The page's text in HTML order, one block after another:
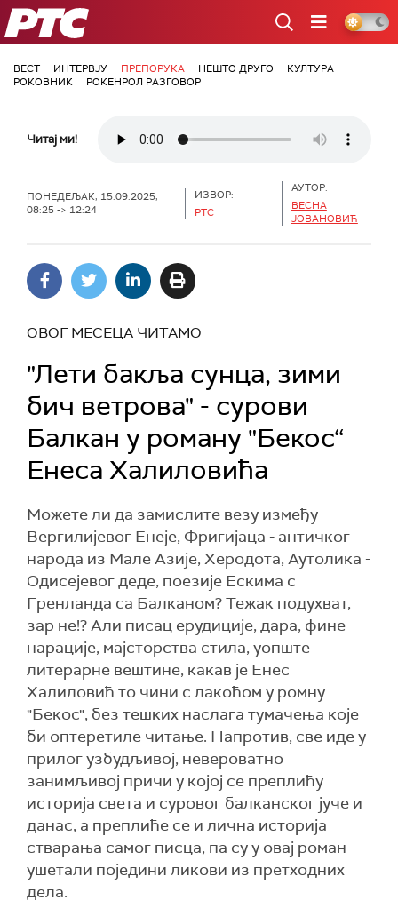
РТС
ВЕСТ ИНТЕРВЈУ ПРЕПОРУКА НЕШТО ДРУГО
КУЛТУРА
РОКОВНИК
РОКЕНРОЛ РАЗГОВОР
Читај ми!
ПОНЕДЕЉАК, 15.09.2025,
08:25 -> 12:24
ИЗВОР:
РТС
АУТОР:
ВЕСНА
ЈОВАНОВИЋ
ОВОГ МЕСЕЦА ЧИТАМО
"Лети бакља сунца, зими
бич ветрова" - сурови
Балкан у роману "Бекос“
Енеса Халиловића
Можете ли да замислите везу између
Вергилијевог Енеје, Фригијаца - античког
народа из Мале Азије, Херодота, Аутолика -
Одисејевог деде, поезије Ескима с
Гренланда са Балканом? Тежак подухват,
зар не!? Али писац ерудиције, дара, фине
нарације, мајсторства стила, уопште
литерарне вештине, какав је Енес
Халиловић то чини с лакоћом у ромну
"Бекос", без тешких наслага тумачења које
би оптеретиле читање. Напротив, све иде у
прилог узбудљивој, невероватно
занимљивој причи у којој се преплићу
историја света и суровог балканског јуче и
данас, а преплиће се и лична историја
стварања самог писца, па су у овај роман
ушетали поједини ликови из претходних
дела.